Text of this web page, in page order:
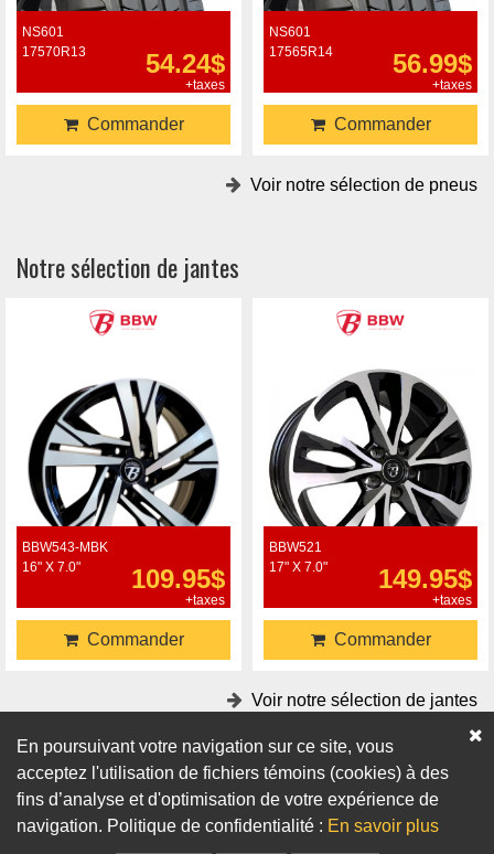
NS601
17570R13
54.24$
+taxes
Commander
NS601
17565R14
56.99$
+taxes
Commander
Voir notre sélection de pneus
Notre sélection de jantes
BBW543-MBK
16" X 7.0"
109.95$
+taxes
Commander
BBW521
17" X 7.0"
149.95$
+taxes
Commander
Voir notre sélection de jantes
Accessoires
Adaptateurs Bagues de centrage
En poursuivant votre navigation sur ce site, vous
acceptez l'utilisation de fichiers témoins (cookies) à des
fins d’analyse et d'optimisation de votre expérience de
navigation. Politique de confidentialité : En savoir plus